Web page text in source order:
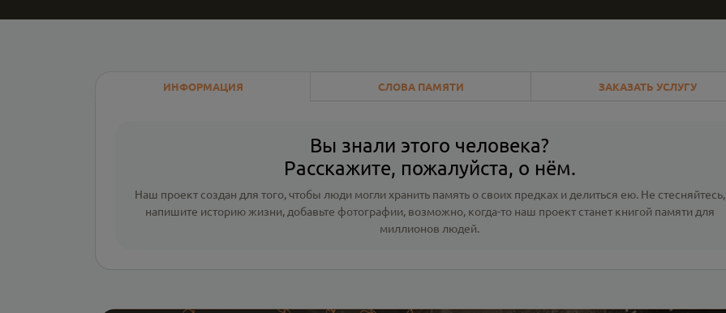
ИНФОРМАЦИЯ СЛОВА ПАМЯТИ ЗАКАЗАТЬ УСЛУГУ
Вы знали этого человека?
Расскажите, пожалуйста, о нём.
Наш проект создан для того, чтобы люди могли хранить память о своих предках и делиться ею. Не стесняйтесь,
напишите историю жизни, добавьте фотографии, возможно, когда-то наш проект станет книгой памяти для
миллионов людей.